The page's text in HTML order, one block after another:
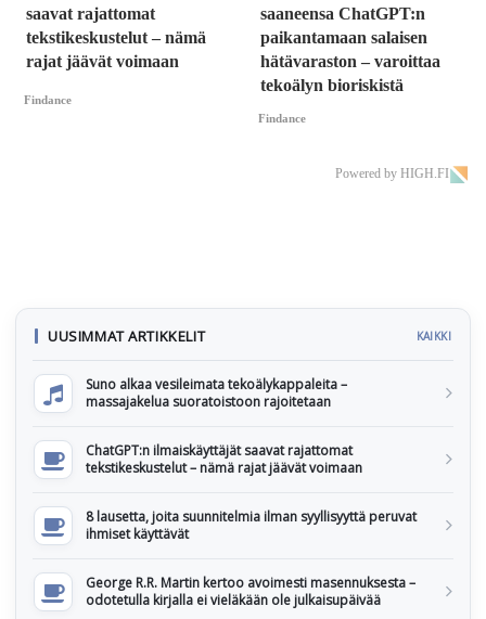
saavat rajattomat
tekstikeskustelut – nämä
rajat jäävät voimaan
Findance
saaneensa ChatGPT:n
paikantamaan salaisen
hätävaraston – varoittaa
tekoälyn bioriskistä
Findance
Powered by HIGH.FI
UUSIMMAT ARTIKKELIT KAIKKI
Suno alkaa vesileimata tekoälykappaleita –
massajakelua suoratoistoon rajoitetaan
ChatGPT:n ilmaiskäyttäjät saavat rajattomat
tekstikeskustelut – nämä rajat jäävät voimaan
8 lausetta, joita suunnitelmia ilman syyllisyyttä peruvat
ihmiset käyttävät
George R.R. Martin kertoo avoimesti masennuksesta –
odotetulla kirjalla ei vieläkään ole julkaisupäivää